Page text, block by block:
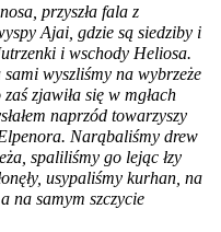
przyszła fala z
Ajai, gdzie są siedziby i
i wschody Heliosa.
wyszliśmy na wybrzeże
zjawiła się w mgłach
naprzód towarzyszy
Narąbaliśmy drew
spaliliśmy go lejąc łzy
usypaliśmy kurhan, na
na samym szczycie